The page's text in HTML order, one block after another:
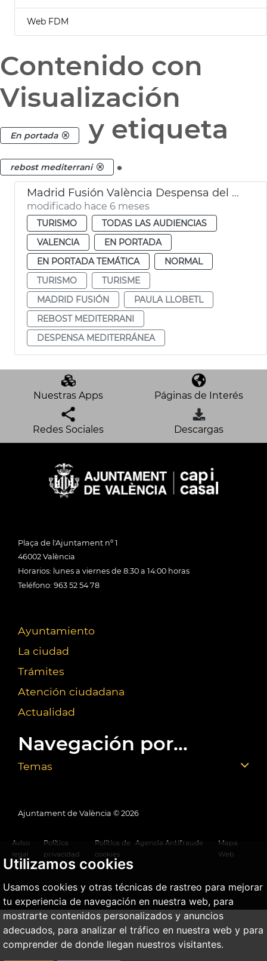
Utilizamos cookies
Usamos cookies y otras técnicas de rastreo para mejorar
tu experiencia de navegación en nuestra web, para
mostrarte contenidos personalizados y anuncios
adecuados, para analizar el tráfico en nuestra web y para
comprender de donde llegan nuestros visitantes.
Web FDM
Contenido con
Visualización
En portada y etiqueta
rebost mediterrani .
Madrid Fusión València Despensa del Mediterráneo
modificado hace 6 meses
TURISMO
TODAS LAS AUDIENCIAS
VALENCIA
EN PORTADA
EN PORTADA TEMÁTICA
NORMAL
TURISMO
TURISME
MADRID FUSIÓN
PAULA LLOBETL
REBOST MEDITERRANI
DESPENSA MEDITERRÁNEA
Nuestras Apps Páginas de Interés
Redes Sociales Descargas
Plaça de l'Ajuntament nº 1
46002 València
Horarios: lunes a viernes de 8:30 a 14:00 horas
Teléfono: 963 52 54 78
Ayuntamiento
La ciudad
Trámites
Atención ciudadana
Actualidad
Navegación por...
Temas
Ajuntament de València © 2026
Aviso
legal
Política
privacidad
Política de
cookies
Agencia Antifraude
Mapa
Web